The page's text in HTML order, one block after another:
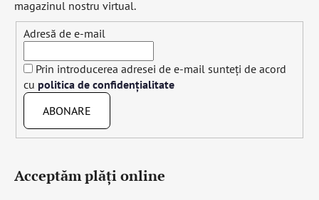
magazinul nostru virtual.
Adresă de e-mail
Prin introducerea adresei de e-mail sunteți de acord
cu politica de confidențialitate
ABONARE
Acceptăm plăţi online